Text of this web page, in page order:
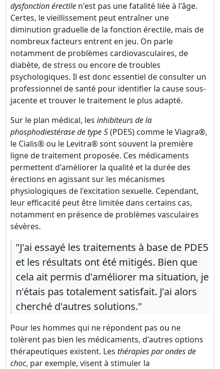
dysfonction érectile n'est pas une fatalité liée à l'âge.
Certes, le vieillissement peut entraîner une
diminution graduelle de la fonction érectile, mais de
nombreux facteurs entrent en jeu. On parle
notamment de problèmes cardiovasculaires, de
diabète, de stress ou encore de troubles
psychologiques. Il est donc essentiel de consulter un
professionnel de santé pour identifier la cause sous-
jacente et trouver le traitement le plus adapté.
Sur le plan médical, les inhibiteurs de la
phosphodiestérase de type 5(PDE5) comme le Viagra®,
le Cialis® ou le Levitra® sont souvent la première
ligne de traitement proposée. Ces médicaments
permettent d'améliorer la qualité et la durée des
érections en agissant sur les mécanismes
physiologiques de l'excitation sexuelle. Cependant,
leur efficacité peut être limitée dans certains cas,
notamment en présence de problèmes vasculaires
sévères.
"J'ai essayé les traitements à base de PDE5
et les résultats ont été mitigés. Bien que
cela ait permis d'améliorer ma situation, je
n'étais pas totalement satisfait. J'ai alors
cherché d'autres solutions."
Pour les hommes qui ne répondent pas ou ne
tolèrent pas bien les médicaments, d'autres options
thérapeutiques existent. Les thérapies par ondes de
choc, par exemple, visent à stimuler la